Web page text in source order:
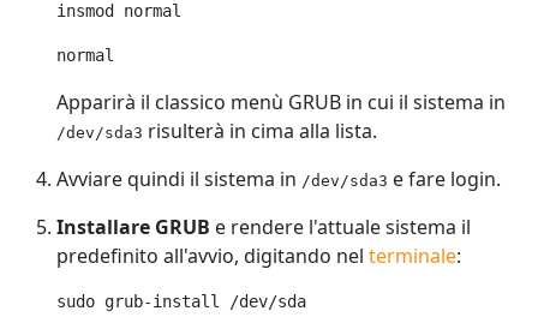
insmod normal
normal
Apparirà il classico menù GRUB in cui il sistema in
/dev/sda3 risulterà in cima alla lista.
Avviare quindi il sistema in /dev/sda3 e fare login.
Installare GRUB e rendere l'attuale sistema il
predefinito all'avvio, digitando nel terminale:
sudo grub-install /dev/sda